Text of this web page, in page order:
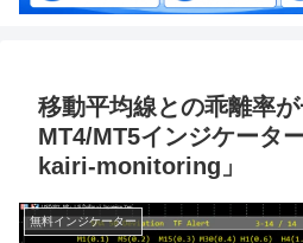
移動平均線との乖離率
MT4/MT5インジケータ
kairi-monitoring」
無料インジケーター